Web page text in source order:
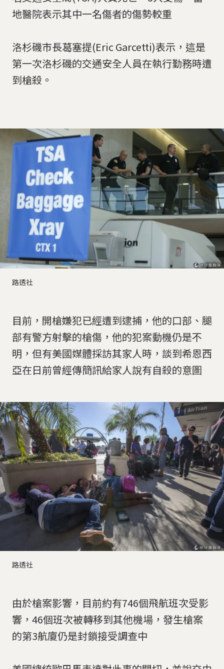
地醫院表示其中一名傷者的傷勢較重
洛杉磯市長葛塞提(Eric Garcetti)表示，這是
第一次洛杉磯的交通安全人員在執行勤務時遭
到槍殺。
路透社
目前，開槍嫌犯已經遭到逮捕，他的口部、腿
部有警方射擊的槍傷，他的犯案動機仍是不
明，但有美國媒體採訪其家人時，談到希恩西
亞在日前曾經傳簡訊給家人說有自殺的意圖
路透社
由於槍案影響，目前約有746個飛航班次受影
響，46個班次被轉移到其他機場，發生槍案
的第3航廈仍是封鎖接受調查中